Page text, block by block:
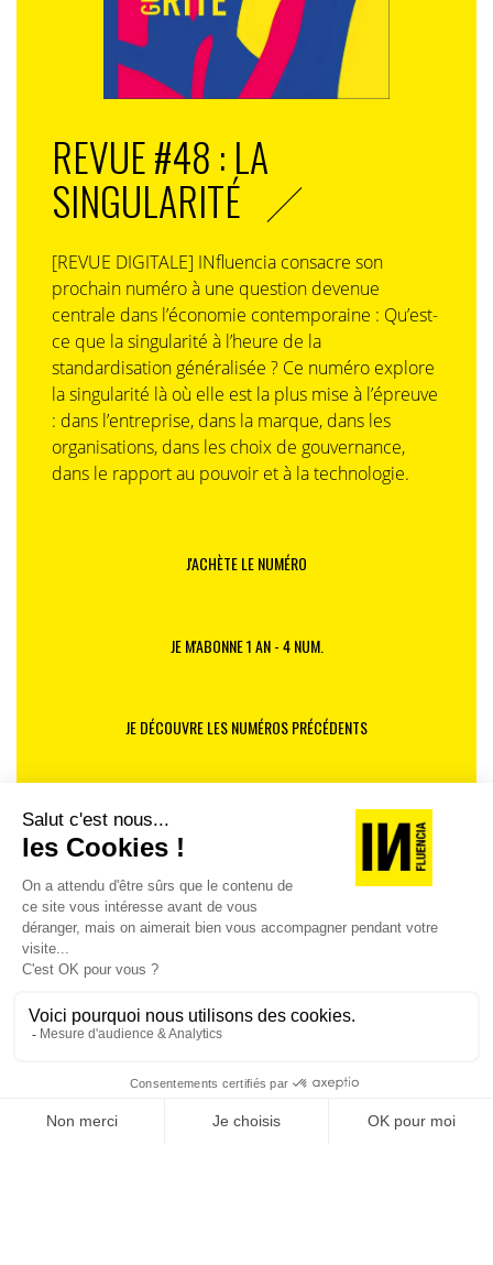
REVUE #48 : LA
SINGULARITÉ
[REVUE DIGITALE] INfluencia consacre son
prochain numéro à une question devenue
centrale dans l’économie contemporaine : Qu’est-
ce que la singularité à l’heure de la
standardisation généralisée ? Ce numéro explore
la singularité là où elle est la plus mise à l’épreuve
: dans l’entreprise, dans la marque, dans les
organisations, dans les choix de gouvernance,
dans le rapport au pouvoir et à la technologie.
J'ACHÈTE LE NUMÉRO
JE M'ABONNE 1 AN - 4 NUM.
JE DÉCOUVRE LES NUMÉROS PRÉCÉDENTS